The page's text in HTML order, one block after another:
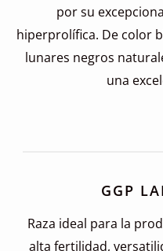
por su
hiperprolífica. De color
lunares negros
una
GGP
Raza ideal para la
alta fertilidad,